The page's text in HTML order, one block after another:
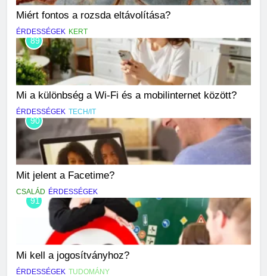
Miért fontos a rozsda eltávolítása?
ÉRDESSÉGEK KERT
89
Mi a különbség a Wi-Fi és a mobilinternet között?
ÉRDESSÉGEK TECH/IT
90
Mit jelent a Facetime?
CSALÁD ÉRDESSÉGEK
91
Mi kell a jogosítványhoz?
ÉRDESSÉGEK TUDOMÁNY